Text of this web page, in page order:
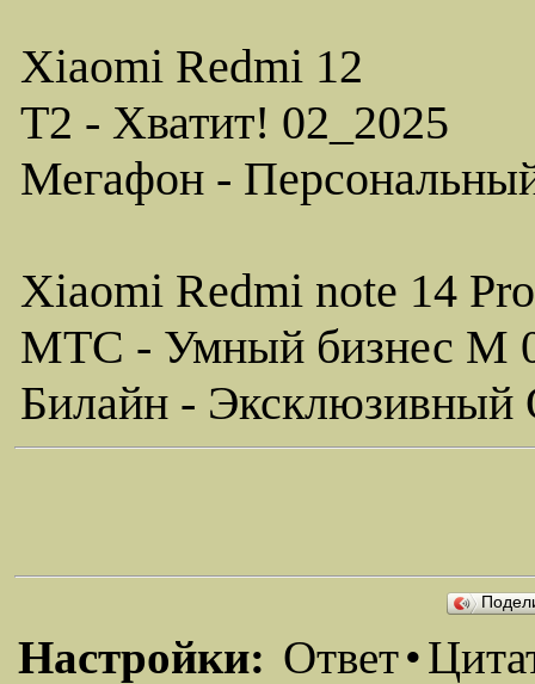
Xiaomi Redmi 12
T2 - Хватит! 02_2025
Мегафон -
Xiaomi Redmi note 14 Pro
МТС - Умный бизнес M
Билайн - Эксклюзивный
Настройки: Ответ•